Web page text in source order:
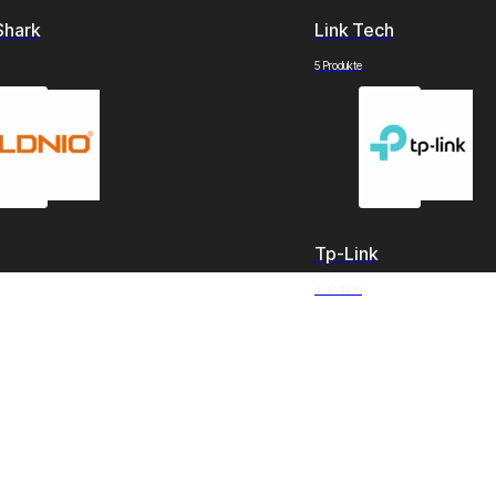
Link Tech
5 Produkte
Tp-Link